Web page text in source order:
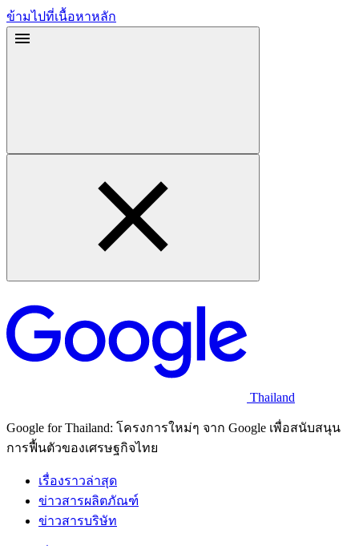
ข้ามไปที่เนื้อหาหลัก
Thailand
Google for Thailand: โครงการใหม่ๆ จาก Google เพื่อสนับสนุน
การฟื้นตัวของเศรษฐกิจไทย
เรื่องราวล่าสุด
ข่าวสารผลิตภัณฑ์
ข่าวสารบริษัท